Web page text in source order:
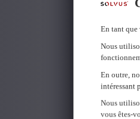
En tant que
Nous
En outre,
intéressant
Nous
vous êtes-